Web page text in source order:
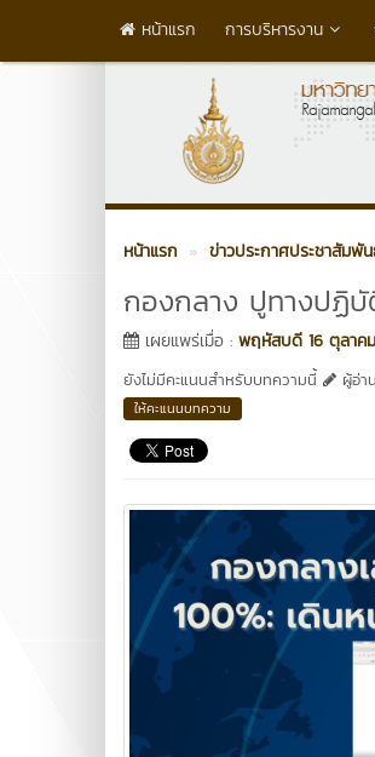
หน้าแรก การบริหารงาน
หน้าแรก ข่าวประกาศประชาสัมพั
กองกลาง ปูทางปฏิบั
เผยแพร่เมื่อ : พฤหัสบดี 16 ตุลาค
ยังไม่มีคะแนนสำหรับบทความนี้
ผู้อ่า
ให้คะแนนบทความ